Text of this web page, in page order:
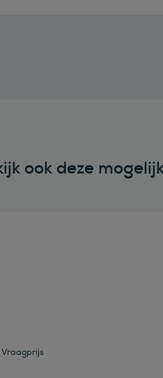
ook deze
Vraagprijs